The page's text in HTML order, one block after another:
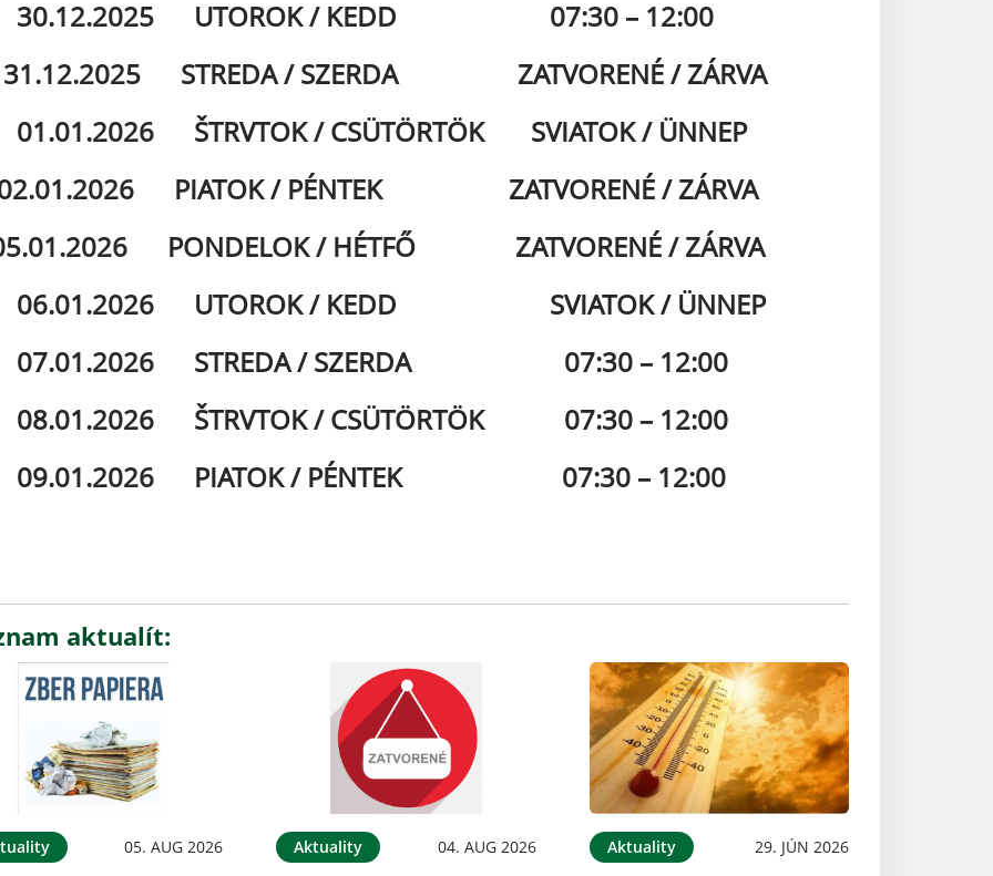
UTOROK / KEDD 07:30 – 12:00
STREDA / SZERDA ZATVORENÉ / ZÁRVA
ŠTRVTOK / CSÜTÖRTÖK SVIATOK / ÜNNEP
PIATOK / PÉNTEK ZATVORENÉ / ZÁRVA
PONDELOK / HÉTFŐ ZATVORENÉ / ZÁRVA
UTOROK / KEDD SVIATOK / ÜNNEP
STREDA / SZERDA 07:30 – 12:00
ŠTRVTOK / CSÜTÖRTÖK 07:30 – 12:00
PIATOK / PÉNTEK 07:30 – 12:00
aktualít:
05. AUG 2026 Aktuality 04. AUG 2026 Aktuality 29. JÚN 2026